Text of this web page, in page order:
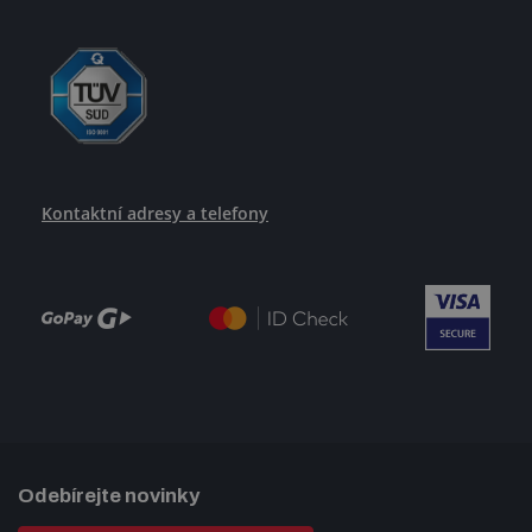
Kontaktní adresy a telefony
Odebírejte novinky